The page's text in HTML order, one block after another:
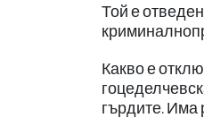
Той е
Какво е
гърдите. Има